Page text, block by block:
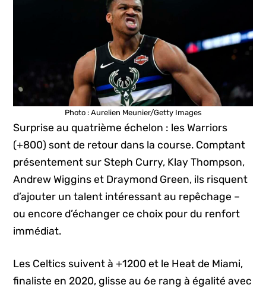
Photo : Aurelien Meunier/Getty Images
Surprise au quatrième échelon : les Warriors
(+800) sont de retour dans la course. Comptant
présentement sur Steph Curry, Klay Thompson,
Andrew Wiggins et Draymond Green, ils risquent
d’ajouter un talent intéressant au repêchage –
ou encore d’échanger ce choix pour du renfort
immédiat.
Les Celtics suivent à +1200 et le Heat de Miami,
finaliste en 2020, glisse au 6e rang à égalité avec